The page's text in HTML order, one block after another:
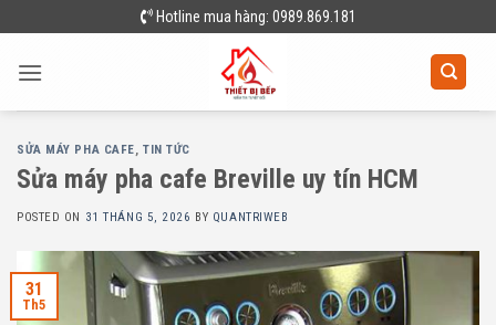
to
content
Hotline mua hàng: 0989.869.181
SỬA MÁY PHA CAFE,TIN TỨC
Sửa máy pha cafe Breville uy tín HCM
POSTED ON 31 THÁNG 5, 2026 BY QUANTRIWEB
31
Th5